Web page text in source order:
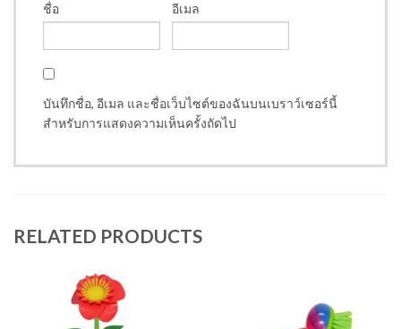
ชื่อ อีเมล
บันทึกชื่อ, อีเมล และชื่อเว็บไซต์ของฉันบนเบราว์เซอร์นี้
สำหรับการแสดงความเห็นครั้งถัดไป
RELATED PRODUCTS